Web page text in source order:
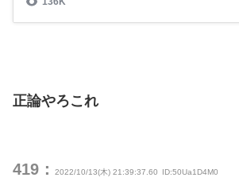
正論やろこれ
419： 2022/10/13(木) 21:39:37.60 ID:50Ua1D4M0